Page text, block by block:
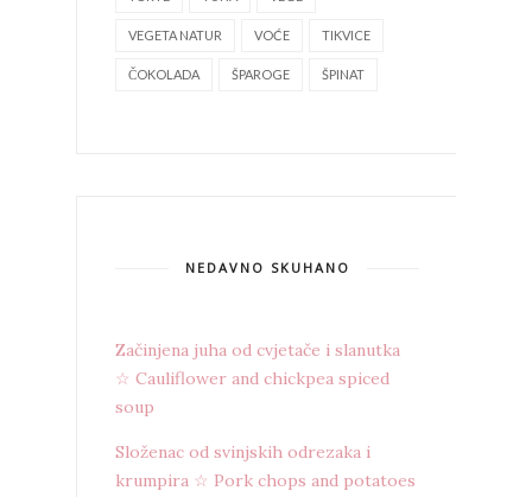
VEGETA NATUR VOĆE TIKVICE
ČOKOLADA ŠPAROGE ŠPINAT
NEDAVNO SKUHANO
Začinjena juha od cvjetače i slanutka
☆ Cauliflower and chickpea spiced
soup
Složenac od svinjskih odrezaka i
krumpira ☆ Pork chops and potatoes